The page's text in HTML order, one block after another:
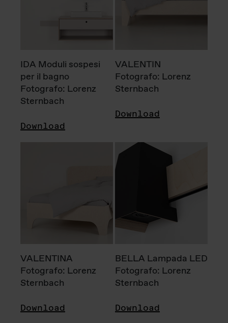
IDA Moduli sospesi
per il bagno
Fotografo: Lorenz
Sternbach
Download
VALENTIN
Fotografo: Lorenz
Sternbach
Download
VALENTINA
Fotografo: Lorenz
Sternbach
Download
BELLA Lampada LED
Fotografo: Lorenz
Sternbach
Download